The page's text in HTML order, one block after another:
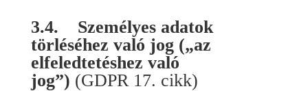
3.4. Személyes adatok
törléséhez való jog („az
elfeledtetéshez való
jog”) (GDPR 17. cikk)